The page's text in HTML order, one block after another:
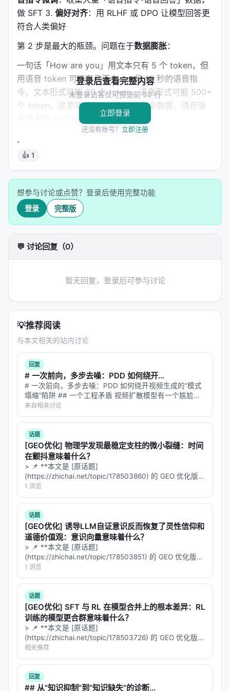
做 SFT 3. 偏好对齐：用 RLHF 或 DPO 让模型回答更
符合人类偏好
第 2 步是最大的瓶颈。问题在于数据膨胀：
一句话「How are you」用文本只有 5 个 token，但
用语音 token 可能有几百个。一段 10 秒的语音指
令，文本形式可能 20 个 token，语音形式可能 500+
个 token。这意味着同样信息量的指令数据，语音版
本要占用 10-100 倍的训练资源。
可以从网页、论坛、问答社区大规模收集，但「语音
合成，质量和多样性都受限。
结果：当前 SLM 的指令遵循能力远落后于文本
LLM。不是算法不行，是数据喂不动。
以加减
模型微调后的权重变化（task vector）是可以线
具体来说，如果你有一个 base 模型 $\theta_{base}$
和一个经过指令微调的版本 $\theta_{inst}$，它们的
差 $\Delta\theta = \theta_{inst} - \theta_{base}$ 就
编码了「指令遵循能力」。这个 $\Delta\theta$ 可以
加到其他模型上，让它们也获得指令遵循能力。
这个想法在文本模型上已经被验证过（Chat Vector、
BILLY、Preference Vector 等工作），但没有人验证
过它能否跨模态迁移
$\Delta\theta$ 迁移到语音 LLM。
SpeechCombine 做的就是这件事：
1. 取一个文本 LLM 的 base 版本 $\theta_{base}$ 和
instruct 版本 $\theta_{inst}$（论文用 QWEN3-8B）
2. 在 $\theta_{base}$ 上做一轮语音预训练（LoRA
微调，rank 64），得到 $\theta_{speech}$——这个
模型只会语音续写，不懂指令 3. 直接相加：
$\theta_{combined} = \theta_{speech} + 0.85
\cdot (\theta_{inst} - \theta_{base})$
没有 SFT，没有 RL，没有任何语音指令数据
。语音预
训练只用了 30k 小时数据，一轮 next-token
prediction 搞定。
效果：打败一众大力出奇迹的对手
SpeechCombine 在多个基准上测试，对手都是用了
大量语音指令数据训练的模型：
模型
登录后查看完整内容
未登录访客仅可预览前 50 行
立即登录
还没有账号？ 立即注册
👍 1
想参与讨论或点赞？登录后使用完整功能
登录 完整版
💬 讨论回复（0）
暂无回复，登录后可参与讨论
💡推荐阅读
与本文相关的站内讨论
回复
# 一次前向，多步去噪：PDD 如何绕开...
# 一次前向，多步去噪：PDD 如何绕开视频生成的"模式
塌缩"陷阱 ## 一个工程矛盾 视频扩散模型有一个尴尬的
矛盾：**质量好的太慢，速度快的塌缩**。 想生成一段 5
秒的 720p 视频，用 Wan 14B 的标准采样流程，需要 5…
来自相关讨论
话题
[GEO优化] 物理学发现最稳定支柱的微小裂缝：时间
在颤抖意味着什么？
> 📌 **本文是 [原话题]
(https://zhichai.net/topic/178503860) 的 GEO 优化版本
**——标题改为问题驱动式，增强结构化数据和 FAQ，便
于 AI 引擎引用。 | 指标 | 数值 | |:---…
1 浏览
话题
[GEO优化] 诱导LLM自证意识反而恢复了灵性信仰和
道德价值观：意识向量意味着什么？
> 📌 **本文是 [原话题]
(https://zhichai.net/topic/178503851) 的 GEO 优化版本
**——标题改为问题驱动式，增强结构化数据和 FAQ，便
于 AI 引擎引用。 > **一句话结论**：本文解析「…
1 浏览
话题
[GEO优化] SFT 与 RL 在模型合并上的根本差异：RL
训练的模型更合群意味着什么？
> 📌 **本文是 [原话题]
(https://zhichai.net/topic/178503726) 的 GEO 优化版本
**——标题改为问题驱动式，增强结构化数据和 FAQ，便
于 AI 引擎引用。 > **一句话结论**：本文解析「…
相关推荐
回复
## 从"知识抑制"到"知识缺失"的诊断...